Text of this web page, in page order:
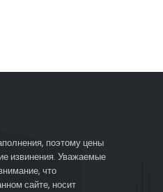
поэтому цены
извинения. Уважаемые
что
сайте, носит